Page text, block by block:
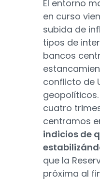
El entorno
en curso
subida de
tipos de
bancos
conflicto de
cuatro
centramos
indicios de
que la
próxima al